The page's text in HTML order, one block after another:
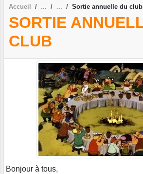
Accueil Sortie annuelle du club
SORTIE
CLUB
Bonjour à tous,